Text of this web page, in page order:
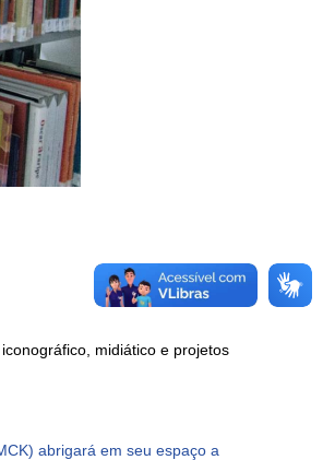
midiático e projetos
abrigará em seu espaço a